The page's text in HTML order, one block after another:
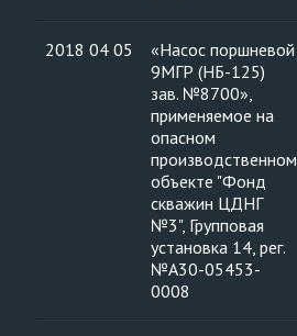
2018 04 05
«Насос поршневой
9МГР (НБ-125)
зав. №8700»,
применяемое на
опасном
производственном
объекте "Фонд
скважин ЦДНГ
№3", Групповая
установка 14, рег.
№А30-05453-
0008